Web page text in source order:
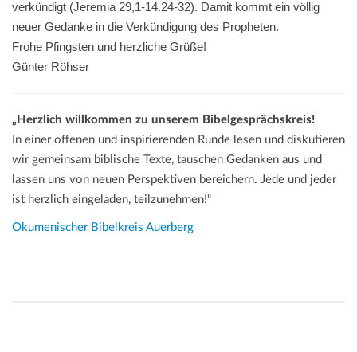
verkündigt (Jeremia 29,1-14.24-32). Damit kommt ein völlig
neuer Gedanke in die Verkündigung des Propheten.
Frohe Pfingsten und herzliche Grüße!
Günter Röhser
„Herzlich willkommen zu unserem Bibelgesprächskreis!
In einer offenen und inspirierenden Runde lesen und diskutieren
wir gemeinsam biblische Texte, tauschen Gedanken aus und
lassen uns von neuen Perspektiven bereichern. Jede und jeder
ist herzlich eingeladen, teilzunehmen!“
Ökumenischer Bibelkreis Auerberg